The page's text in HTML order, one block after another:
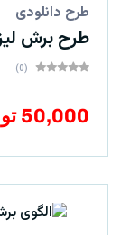
طرح دانلودی
طرح برش
(0)
50,000 تومان